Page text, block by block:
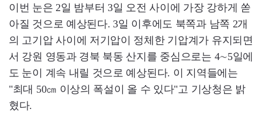
이번 눈은 2일 밤부터 3일 오전 사이에 가장 강하게 쏟
아질 것으로 예상된다. 3일 이후에도 북쪽과 남쪽 2개
의 고기압 사이에 저기압이 정체한 기압계가 유지되면
서 강원 영동과 경북 북동 산지를 중심으로는 4∼5일에
도 눈이 계속 내릴 것으로 예상된다. 이 지역들에는
"최대 50㎝ 이상의 폭설이 올 수 있다"고 기상청은 밝
혔다.